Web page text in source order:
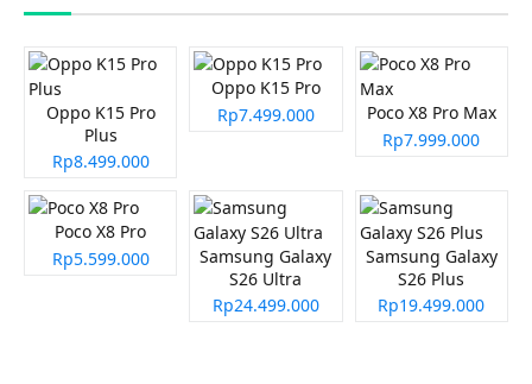
Oppo K15 Pro
Plus
Rp8.499.000
Oppo K15 Pro
Rp7.499.000
Poco X8 Pro Max
Rp7.999.000
Poco X8 Pro
Rp5.599.000
Samsung Galaxy
S26 Ultra
Rp24.499.000
Samsung Galaxy
S26 Plus
Rp19.499.000